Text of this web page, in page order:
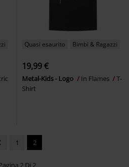
Quasi esaurito Bimbi & Ragazzi
19,99 €
Metal-Kids - Logo In Flames
T-
Shirt
1 2
2 Di 2